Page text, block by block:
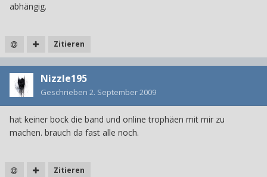
abhängig.
Zitieren
Nizzle195
Geschrieben 2. September 2009
hat keiner bock die band und online trophäen mit mir zu
machen. brauch da fast alle noch.
Zitieren